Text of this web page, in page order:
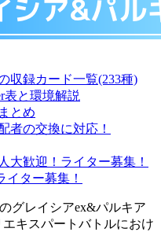
収録カード一覧(233種)
表と環境解説
とめ
者の交換に対応！
大歓迎！ライター募集！
ター募集！
グレイシアex&パルキア
キスパートバトルにおけ